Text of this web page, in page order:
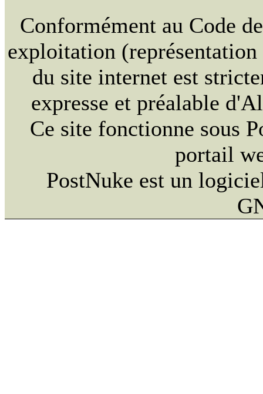
Conformément au Code
exploitation
du site internet est
expresse et préalable
Ce site fonctionne sous
portail
PostNuke est un